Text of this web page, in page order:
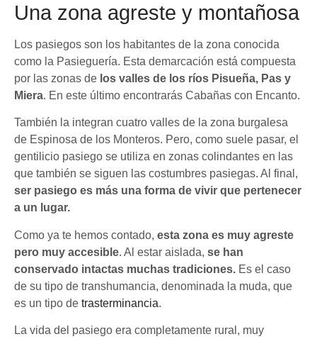
Una zona agreste y montañosa
Los pasiegos son los habitantes de la zona conocida
como la Pasieguería. Esta demarcación está compuesta
por las zonas de los valles de los ríos Pisueña, Pas y
Miera. En este último encontrarás Cabañas con Encanto.
También la integran cuatro valles de la zona burgalesa
de Espinosa de los Monteros. Pero, como suele pasar, el
gentilicio pasiego se utiliza en zonas colindantes en las
que también se siguen las costumbres pasiegas. Al final,
ser pasiego es más una forma de vivir que pertenecer
a un lugar.
Como ya te hemos contado, esta zona es muy agreste
pero muy accesible. Al estar aislada, se han
conservado intactas muchas tradiciones. Es el caso
de su tipo de transhumancia, denominada la muda, que
es un tipo de trasterminancia.
La vida del pasiego era completamente rural, muy